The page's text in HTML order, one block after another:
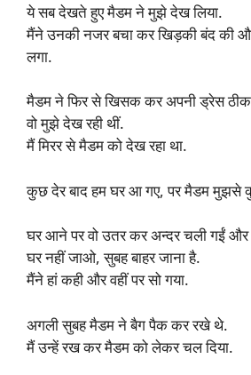
ये सब देखते हुए मैडम ने मुझे देख लिया.
मैंने उनकी नजर बचा कर खिड़की बंद की
लगा.
मैडम ने फिर से खिसक कर अपनी ड्रेस
वो मुझे देख रही थीं.
मैं मिरर से मैडम को देख रहा था.
कुछ देर बाद हम घर आ गए, पर मैडम मुझसे
घर आने पर वो उतर कर अन्दर चली गईं
घर नहीं जाओ, सुबह बाहर जाना है.
मैंने हां कही और वहीं पर सो गया.
अगली सुबह मैडम ने बैग पैक कर रखे थे.
मैं उन्हें रख कर मैडम को लेकर चल दिया.